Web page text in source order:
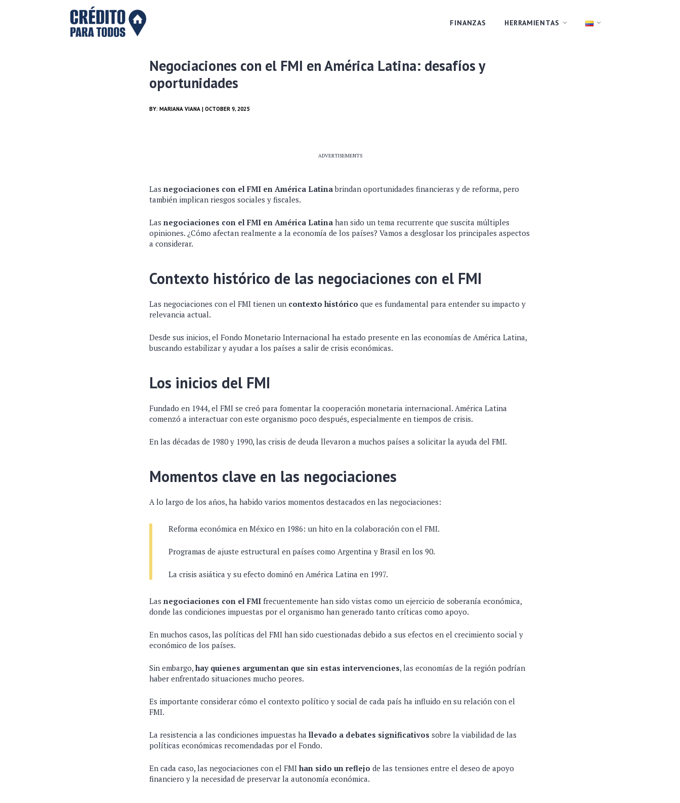
FINANZAS HERRAMIENTAS
Negociaciones con el FMI en América Latina: desafíos y
oportunidades
BY: MARIANA VIANA | OCTOBER 9, 2025
ADVERTISEMENTS
Las negociaciones con el FMI en América Latinabrindan oportunidades financieras y de reforma, pero
también implican riesgos sociales y fiscales.
Las negociaciones con el FMI en América Latina han sido un tema recurrente que suscita múltiples
opiniones. ¿Cómo afectan realmente a la economía de los países? Vamos a desglosar los principales aspectos
a considerar.
Contexto histórico de las negociaciones con el FMI
Las negociaciones con el FMI tienen un contexto histórico que es fundamental para entender su impacto y
relevancia actual.
Desde sus inicios, el Fondo Monetario Internacional ha estado presente en las economías de América Latina,
buscando estabilizar y ayudar a los países a salir de crisis económicas.
Los inicios del FMI
Fundado en 1944, el FMI se creó para fomentar la cooperación monetaria internacional. América Latina
comenzó a interactuar con este organismo poco después, especialmente en tiempos de crisis.
En las décadas de 1980 y 1990, las crisis de deuda llevaron a muchos países a solicitar la ayuda del FMI.
Momentos clave en las negociaciones
A lo largo de los años, ha habido varios momentos destacados en las negociaciones:
Reforma económica en México en 1986: un hito en la colaboración con el FMI.
Programas de ajuste estructural en países como Argentina y Brasil en los 90.
La crisis asiática y su efecto dominó en América Latina en 1997.
Las negociaciones con el FMI frecuentemente han sido vistas como un ejercicio de soberanía económica,
donde las condiciones impuestas por el organismo han generado tanto críticas como apoyo.
En muchos casos, las políticas del FMI han sido cuestionadas debido a sus efectos en el crecimiento social y
económico de los países.
Sin embargo, hay quienes argumentan que sin estas intervenciones, las economías de la región podrían
haber enfrentado situaciones mucho peores.
Es importante considerar cómo el contexto político y social de cada país ha influido en su relación con el
FMI.
La resistencia a las condiciones impuestas ha llevado a debates significativos sobre la viabilidad de las
políticas económicas recomendadas por el Fondo.
En cada caso, las negociaciones con el FMI han sido un reflejo de las tensiones entre el deseo de apoyo
financiero y la necesidad de preservar la autonomía económica.